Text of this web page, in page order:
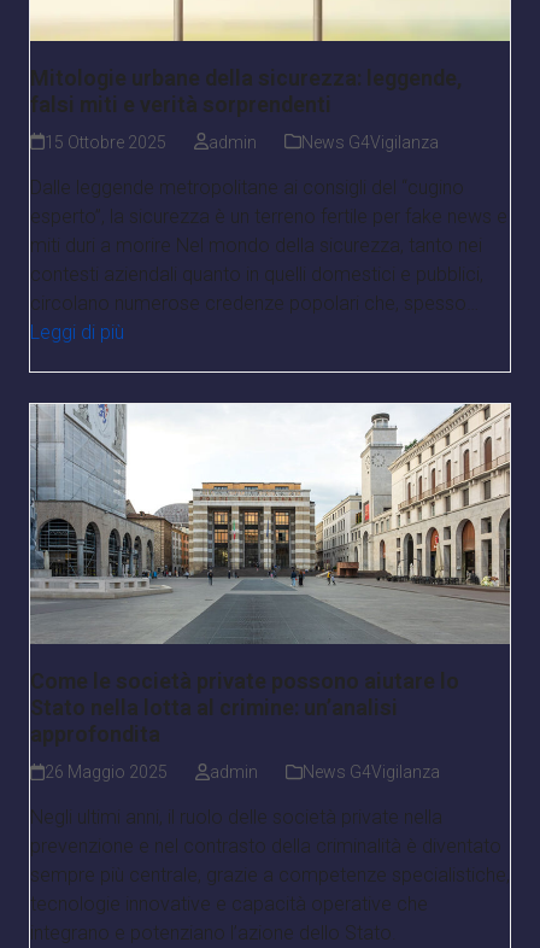
Mitologie urbane della sicurezza: leggende,
falsi miti e verità sorprendenti
15 Ottobre 2025 admin News G4Vigilanza
Dalle leggende metropolitane ai consigli del “cugino
esperto”, la sicurezza è un terreno fertile per fake news e
miti duri a morire Nel mondo della sicurezza, tanto nei
contesti aziendali quanto in quelli domestici e pubblici,
circolano numerose credenze popolari che, spesso…
Leggi di più
Come le società private possono aiutare lo
Stato nella lotta al crimine: un’analisi
approfondita
26 Maggio 2025 admin News G4Vigilanza
Negli ultimi anni, il ruolo delle società private nella
prevenzione e nel contrasto della criminalità è diventato
sempre più centrale, grazie a competenze specialistiche,
tecnologie innovative e capacità operative che
integrano e potenziano l’azione dello Stato.